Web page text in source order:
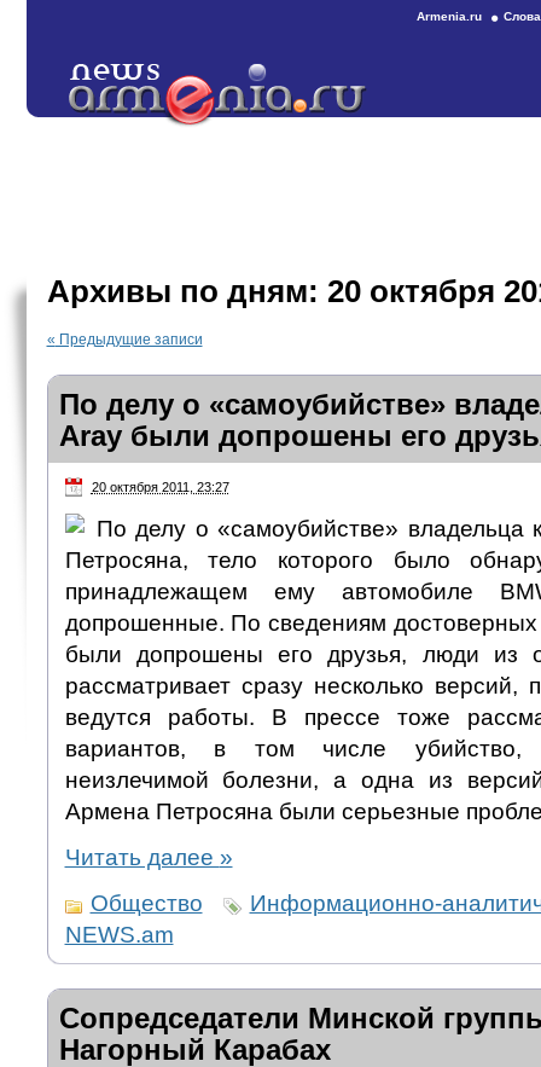
Armenia.ru
Архивы по дням: 20 октября
« Предыдущие записи
По делу о «самоубийстве»
Aray были допрошены его
20 октября 2011, 23:27
По делу о «самоубийстве» владельца
Петросяна, тело которого было
принадлежащем ему автомобиле
допрошенные. По сведениям достоверных
были допрошены его друзья, люди из
рассматривает сразу несколько версий,
ведутся работы. В прессе тоже
вариантов, в том числе убийство,
неизлечимой болезни, а одна из
Армена Петросяна были серьезные
Читать далее »
Общество
Информационно-
NEWS.am
Сопредседатели Минской
Нагорный Карабах